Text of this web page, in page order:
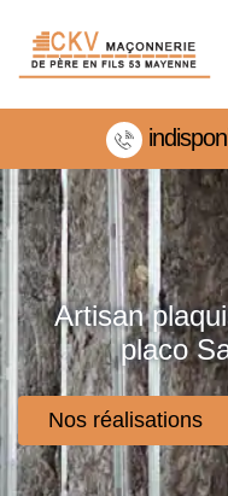
Artisan
placo
Nos réalisations